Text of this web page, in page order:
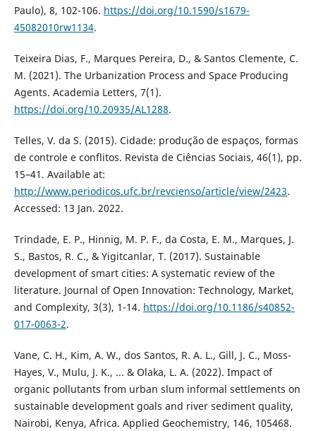
Paulo), 8, 102-106. https://doi.org/10.1590/s1679-
45082010rw1134.
Teixeira Dias, F., Marques Pereira, D., & Santos Clemente, C.
M. (2021). The Urbanization Process and Space Producing
Agents. Academia Letters, 7(1).
https://doi.org/10.20935/AL1288.
Telles, V. da S. (2015). Cidade: produção de espaços, formas
de controle e conflitos. Revista de Ciências Sociais, 46(1), pp.
15–41. Available at:
http://www.periodicos.ufc.br/revcienso/article/view/2423.
Accessed: 13 Jan. 2022.
Trindade, E. P., Hinnig, M. P. F., da Costa, E. M., Marques, J.
S., Bastos, R. C., & Yigitcanlar, T. (2017). Sustainable
development of smart cities: A systematic review of the
literature. Journal of Open Innovation: Technology, Market,
and Complexity, 3(3), 1-14. https://doi.org/10.1186/s40852-
017-0063-2.
Vane, C. H., Kim, A. W., dos Santos, R. A. L., Gill, J. C., Moss-
Hayes, V., Mulu, J. K., ... & Olaka, L. A. (2022). Impact of
organic pollutants from urban slum informal settlements on
sustainable development goals and river sediment quality,
Nairobi, Kenya, Africa. Applied Geochemistry, 146, 105468.